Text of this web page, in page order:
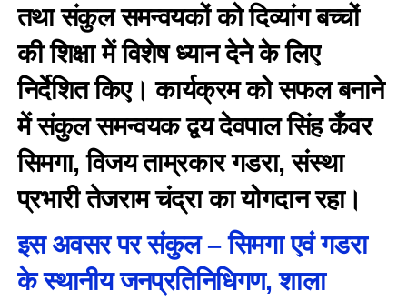
तथा संकुल समन्वयकों को दिव्यांग बच्चों
की शिक्षा में विशेष ध्यान देने के लिए
निर्देशित किए। कार्यक्रम को सफल बनाने
में संकुल समन्वयक द्वय देवपाल सिंह कँवर
सिमगा, विजय ताम्रकार गडरा, संस्था
प्रभारी तेजराम चंद्रा का योगदान रहा।
इस अवसर पर संकुल – सिमगा एवं गडरा
के स्थानीय जनप्रतिनिधिगण, शाला